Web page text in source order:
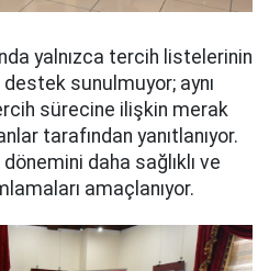
yalnızca tercih listelerinin
sunulmuyor; aynı
sürecine ilişkin merak
tarafından yanıtlanıyor.
daha sağlıklı ve
amaçlanıyor.